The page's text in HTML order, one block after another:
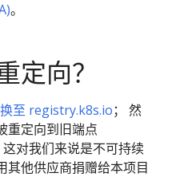
。
定向？
至 registry.k8s.io； 然
重定向到旧端点
对我们来说是不可持续
其他供应商捐赠给本项目